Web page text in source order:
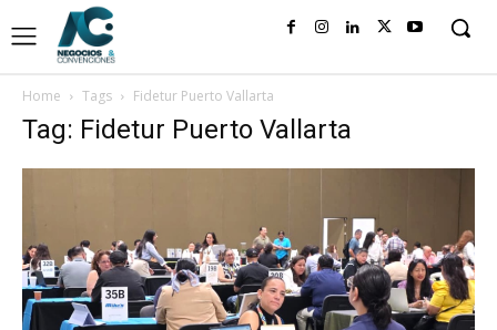
Home Tags Fidetur Puerto Vallarta
Tag: Fidetur Puerto Vallarta